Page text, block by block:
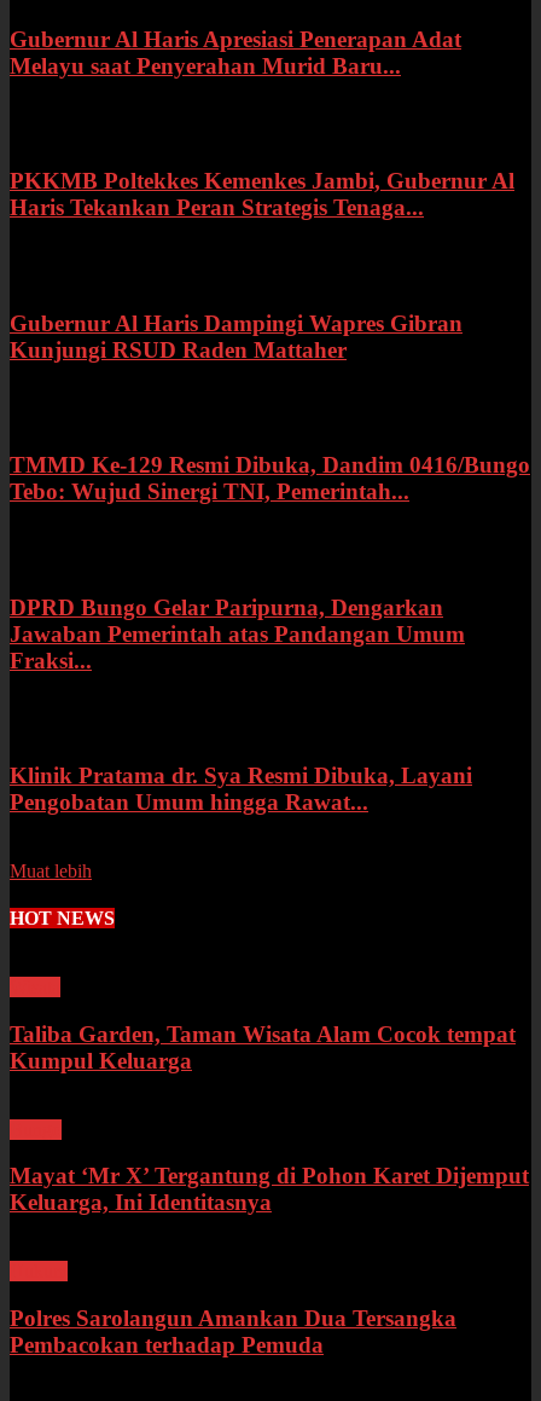
Gubernur Al Haris Apresiasi Penerapan Adat
Melayu saat Penyerahan Murid Baru...
PKKMB Poltekkes Kemenkes Jambi, Gubernur Al
Haris Tekankan Peran Strategis Tenaga...
Gubernur Al Haris Dampingi Wapres Gibran
Kunjungi RSUD Raden Mattaher
TMMD Ke-129 Resmi Dibuka, Dandim 0416/Bungo
Tebo: Wujud Sinergi TNI, Pemerintah...
DPRD Bungo Gelar Paripurna, Dengarkan
Jawaban Pemerintah atas Pandangan Umum
Fraksi...
Klinik Pratama dr. Sya Resmi Dibuka, Layani
Pengobatan Umum hingga Rawat...
Muat lebih
HOT NEWS
Taliba Garden, Taman Wisata Alam Cocok tempat
Kumpul Keluarga
Mayat ‘Mr X’ Tergantung di Pohon Karet Dijemput
Keluarga, Ini Identitasnya
Polres Sarolangun Amankan Dua Tersangka
Pembacokan terhadap Pemuda